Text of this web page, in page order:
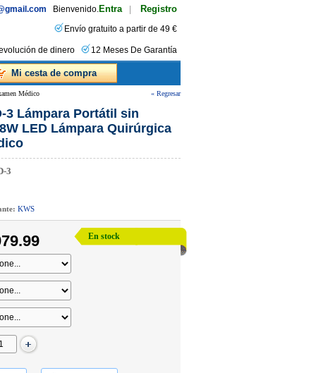
Bienvenido.Entra Registro
Envío gratuito a partir de 49 €
de dinero 12 Meses De Garantía
Mi cesta de compra
Médico « Regresar
3 Lámpara Portátil sin
LED Lámpara Quirúrgica
3
KWS
En stock